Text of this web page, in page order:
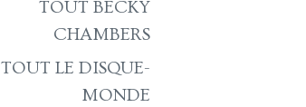
TOUT BECKY
CHAMBERS
TOUT LE DISQUE-
MONDE